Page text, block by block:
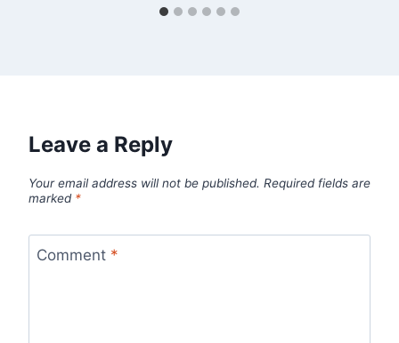
Leave a Reply
Your email address will not be published. Required fields are
marked *
Comment *